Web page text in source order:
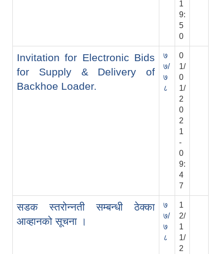
1
9:
5
0
Invitation for Electronic Bids
for Supply & Delivery of
Backhoe Loader.
७
७/
७
८
0
1/
0
1/
2
0
2
1
-
0
9:
4
7
सडक स्तरोन्नती सम्बन्धी ठेक्का
आव्हानको सूचना ।
७
७/
७
८
1
2/
1
1/
2